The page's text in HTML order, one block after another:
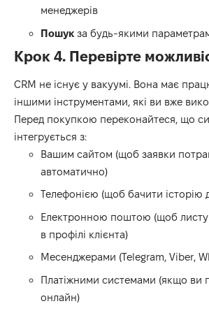
менеджерів
Пошукза будь-якими
Крок 4. Перевірте
CRM не існує у вакуумі. Вона має
іншими інструментами, які ви вже
Перед покупкою переконайтеся, що
інтегрується з:
Вашим сайтом (щоб заявки
автоматично)
Телефонією (щоб бачити історію
Електронною поштою (щоб
в профілі клієнта)
Месенджерами (Telegram, Viber,
Платіжними системами (якщо ви
онлайн)